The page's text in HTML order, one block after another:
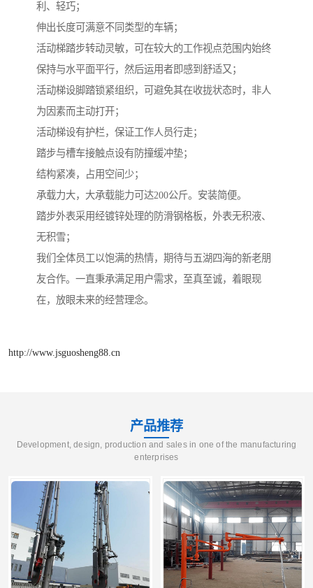
利、轻巧；
伸出长度可满意不同类型的车辆；
活动梯踏步转动灵敏，可在较大的工作视点范围内始终
保持与水平面平行，然后运用者即感到舒适又；
活动梯设脚踏锁紧组织，可避免其在收拢状态时，非人
为因素而主动打开；
活动梯设有护栏，保证工作人员行走；
踏步与槽车接触点设有防撞缓冲垫；
结构紧凑，占用空间少；
承载力大，大承载能力可达200公斤。安装简便。
踏步外表采用经镀锌处理的防滑钢格板，外表无积液、
无积雪；
我们全体员工以饱满的热情，期待与五湖四海的新老朋
友合作。一直秉承满足用户需求，至真至诚，着眼现
在，放眼未来的经营理念。
http://www.jsguosheng88.cn
产品推荐
Development, design, production and sales in one of the manufacturing
enterprises